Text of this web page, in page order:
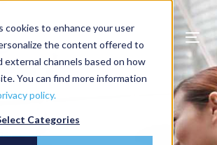
cookies to enhance your user
the content offered to
external channels based on how
You can find more information
policy.
Categories